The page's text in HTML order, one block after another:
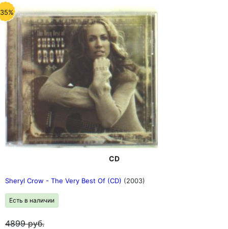
CD
Sheryl Crow - The Very Best Of (CD) (2003)
Есть в наличии
4899руб.